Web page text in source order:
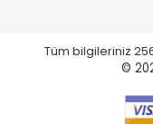
Tüm bilgileriniz
©